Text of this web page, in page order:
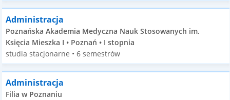
Administracja
Poznańska Akademia Medyczna Nauk Stosowanych im.
Księcia Mieszka I • Poznań • I stopnia
studia stacjonarne • 6 semestrów
Administracja
Filia w Poznaniu